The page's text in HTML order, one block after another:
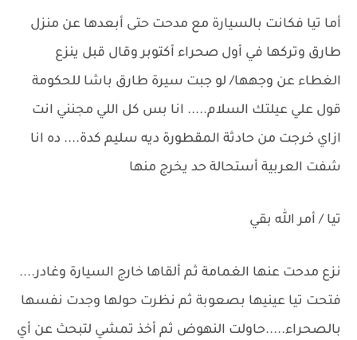
أما تيا فكانت بالسيارة مع مدحت حتى أبعدها عن منزل
طارق وتركها في أول صحراء أكتوبر وقال قبل ينزع
الغطاء عن وجهها/ لو جبت سيرة طارق باشا للحكومة
قول علي عيلتك السلام..... انا بس كل اللي مجنني انت
ازاي خرجت من حادثة المقطورة ديه سليم كدة.... ده انا
شفت العربية أستحالة حد يخرج منها
تيا / أمر الله بقي
نزع مدحت عنها الغمامة ثم ألقاها خارج السيارة وغادر....
فتحت تيا عينيها بصعوبة ثم نظرت حولها وجدت نفسها
بالصحراء.....حاولت النهوض ثم أخذ تمشي لتبحث عن أي